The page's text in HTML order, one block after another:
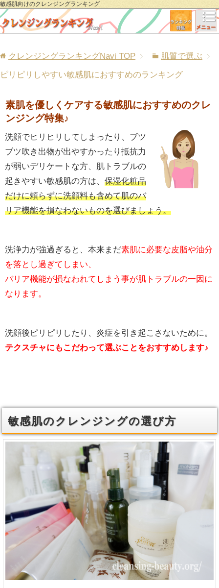
敏感肌向けのクレンジングランキング
クレンジングランキングNavi TOP
肌質で選ぶ
ピリピリしやすい敏感肌におすすめのランキング
素肌を優しくケアする敏感肌におすすめのクレ
ンジング特集♪
洗顔でヒリヒリしてしまったり、ブツ
ブツ吹き出物が出やすかったり抵抗力
が弱いデリケートな方、肌トラブルの
起きやすい敏感肌の方は、 保湿化粧品
だけに頼らずに洗顔料も含めて肌のバ
リア機能を損なわないものを選びましょう。
洗浄力が強過ぎると、本来まだ素肌に必要な皮脂や油分
を落とし過ぎてしまい、
バリア機能が損なわれてしまう事が肌トラブルの一因に
なります。
洗顔後ピリピリしたり、炎症を引き起こさないために。
テクスチャにもこだわって選ぶことをおすすめします♪
敏感肌のクレンジングの選び方